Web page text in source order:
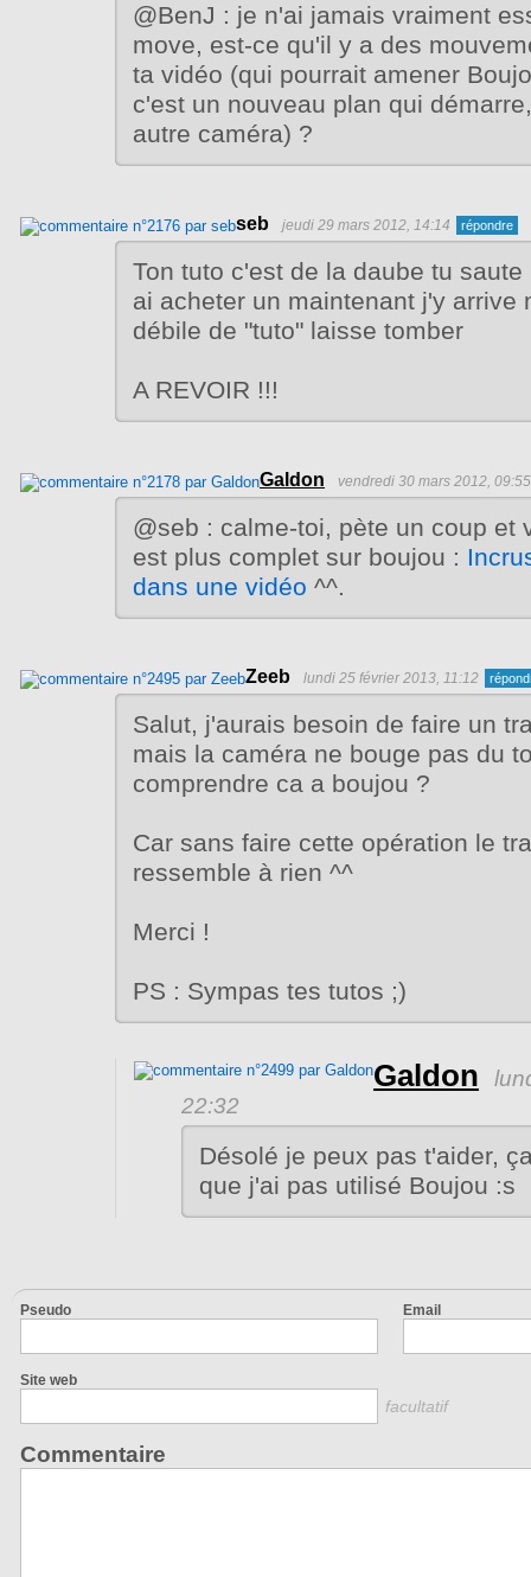
@BenJ : je n'ai jamais vraiment
move, est-ce qu'il y a des
ta vidéo (qui pourrait amener
c'est un nouveau plan qui
autre caméra) ?
seb jeudi 29 mars 2012, 14:14
Ton tuto c'est de la daube tu
ai acheter un maintenant j'y arrive
débile de "tuto" laisse tomber
A REVOIR !!!
Galdon vendredi 30 mars 2012, 09:55
@seb : calme-toi, pète un coup et
est plus complet sur boujou :
dans une vidéo ^^.
Zeeb lundi 25 février 2013, 11:12
Salut, j'aurais besoin de faire un
mais la caméra ne bouge pas du
comprendre ca a boujou ?
Car sans faire cette opération le
ressemble à rien ^^
Merci !
PS : Sympas tes tutos ;)
Galdon
22:32
Désolé je peux pas t'aider,
que j'ai pas utilisé Boujou :s
Pseudo Email
Site web
facultatif
Commentaire